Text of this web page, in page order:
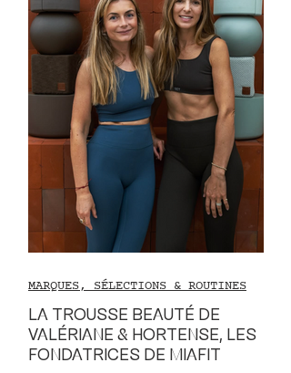
LA TROUSSE BEAUTÉ DE
VALÉRIANE & HORTENSE, LES
FONDATRICES DE MIAFIT
MARQUES, SÉLECTIONS & ROUTINES